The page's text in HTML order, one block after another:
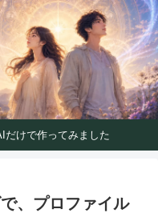
きるガイド
で気分よく生きるガイ
だけで作ってみました
、プロファイル